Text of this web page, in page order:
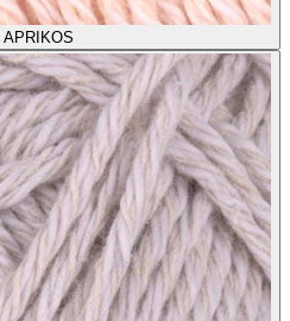
APRIKOS